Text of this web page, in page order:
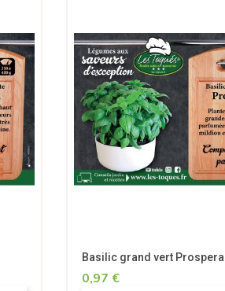
Basilic grand vert Prospera
0,97 €